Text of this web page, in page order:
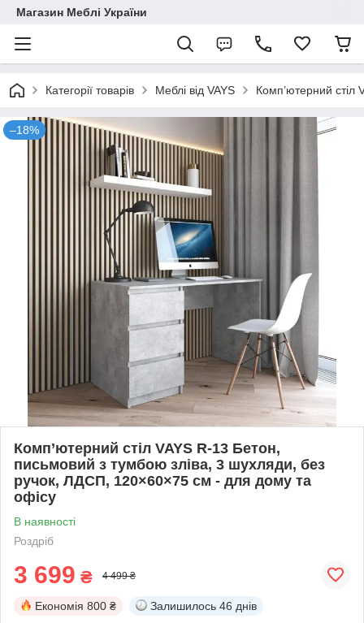
Магазин Меблі України
Категорії товарів Меблі від VAYS Комп’ютерний
–18%
Комп’ютерний стіл VAYS R-13 Бетон,
письмовий з тумбою зліва, 3 шухляди, без
ручок, ЛДСП, 120×60×75 см - для дому та
офісу
В наявності
Роздріб
3 699 ₴ 4 499 ₴
Економія 800 ₴ Залишилось 46 днів